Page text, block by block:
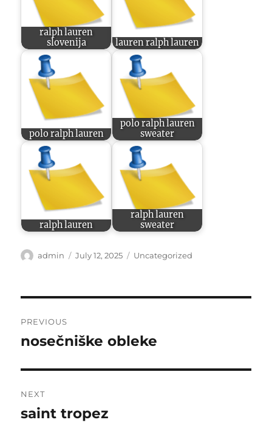
ralph lauren
slovenija
lauren ralph lauren
polo ralph lauren
polo ralph lauren
sweater
ralph lauren
ralph lauren
sweater
Author
admin
Posted
July 12, 2025 Categories
Uncategorized
navigation
PREVIOUS
Previous
nosečniške obleke
NEXT
Next
saint tropez